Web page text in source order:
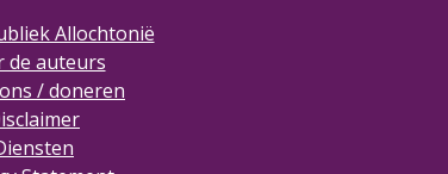
Allochtonië
de auteurs
/ doneren